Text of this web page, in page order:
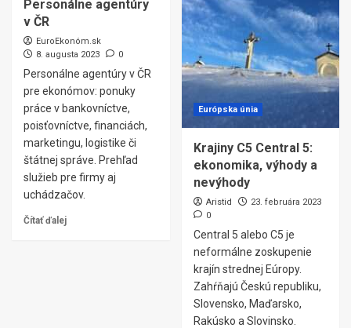
Personálne agentúry
v ČR
EuroEkonóm.sk
8. augusta 2023
0
Personálne agentúry v ČR
pre ekonómov: ponuky
práce v bankovníctve,
poisťovníctve, financiách,
marketingu, logistike či
štátnej správe. Prehľad
služieb pre firmy aj
uchádzačov.
Čítať ďalej
Európska únia
Krajiny C5 Central 5:
ekonomika, výhody a
nevýhody
Aristid
23. februára 2023
0
Central 5 alebo C5 je
neformálne zoskupenie
krajín strednej Eúropy.
Zahŕňajú Českú republiku,
Slovensko, Maďarsko,
Rakúsko a Slovinsko.